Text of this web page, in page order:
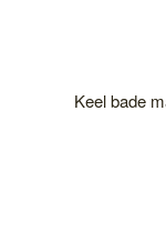
Keel bade